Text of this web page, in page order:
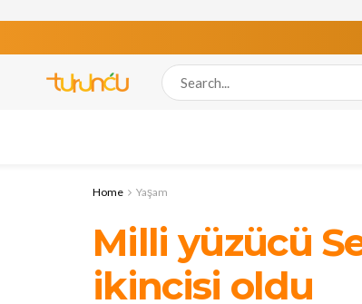
Home Yaşam
Milli yüzücü
ikincisi oldu